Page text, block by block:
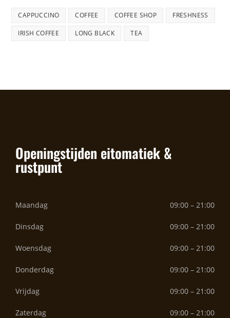
CAPPUCCINO COFFEE COFFEE SHOP FRESHNESS
IRISH COFFEE LONG BLACK TEA
Openingstijden eitomatiek &
rustpunt
Maandag 09:00 – 21:00
Dinsdag 09:00 – 21:00
Woensdag 09:00 – 21:00
Donderdag 09:00 – 21:00
Vrijdag 09:00 – 21:00
Zaterdag 09:00 – 21:00